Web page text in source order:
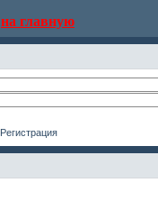
на главную
Регистрация